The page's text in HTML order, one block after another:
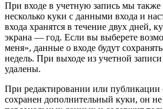
При входе в учетную запись мы также
несколько куки с данными входа и
входа хранятся в течение двух дней,
экрана — год. Если вы выберете
меня», данные о входе будут
недель. При выходе из учетной
удалены.
При редактировании или публикации
сохранен дополнительный куки, он